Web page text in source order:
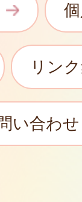
リン
い合わせ